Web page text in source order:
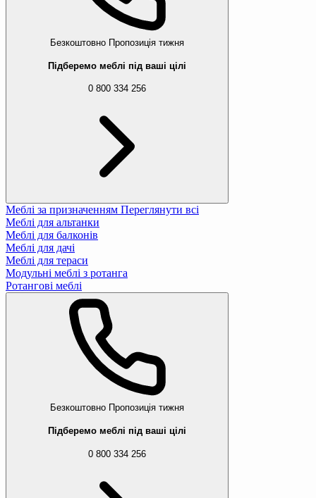
Безкоштовно Пропозиція тижня
Підберемо меблі під ваші цілі
0 800 334 256
Меблі за призначенням Переглянути всі
Меблі для альтанки
Меблі для балконів
Меблі для дачі
Меблі для тераси
Модульні меблі з ротанга
Ротангові меблі
Безкоштовно Пропозиція тижня
Підберемо меблі під ваші цілі
0 800 334 256